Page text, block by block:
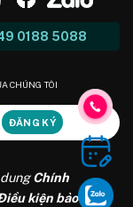
0188 5088
CHÚNG TÔI
dungChính
kiện bảo